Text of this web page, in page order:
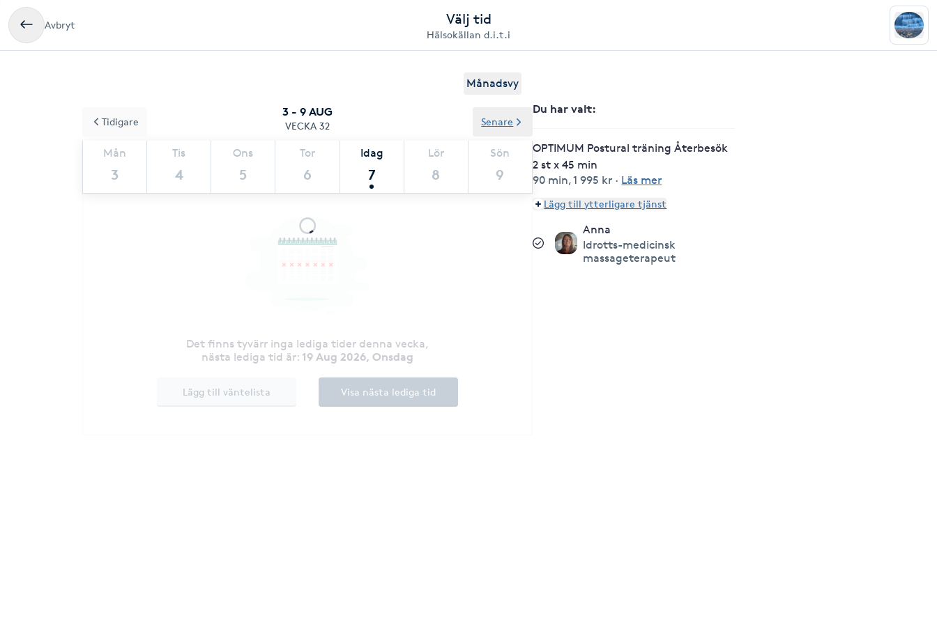
Avbryt Välj tid
Hälsokällan d.i.t.i
Månadsvy
3 - 9 AUG
VECKA 32
Mån
3
Tis
4
Ons
5
Tor
6
Idag
7
Lör
8
Sön
9
Tidigare Senare
Det finns tyvärr inga lediga tider denna vecka,
nästa lediga tid är: 19 Aug 2026, Onsdag
Lägg till väntelista Visa nästa lediga tid
Du har valt:
OPTIMUM Postural träning Återbesök
2 st x 45 min
90 min,1 995 kr · Läs mer
Lägg till ytterligare tjänst
Anna
Idrotts-medicinsk
massageterapeut